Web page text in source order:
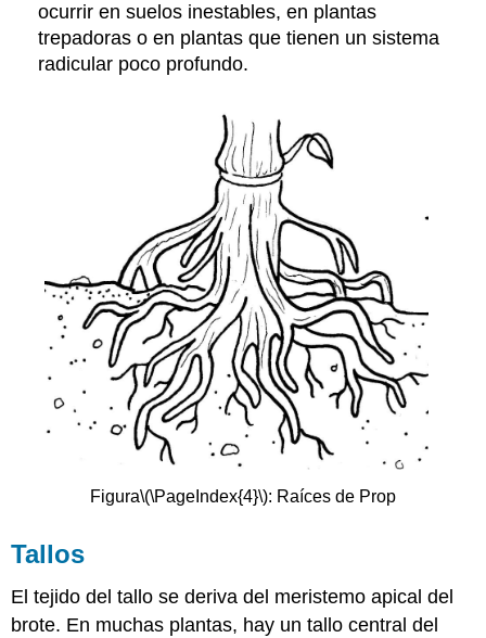
ocurrir en suelos inestables, en plantas
trepadoras o en plantas que tienen un sistema
radicular poco profundo.
Figura\(\PageIndex{4}\): Raíces de Prop
Tallos
El tejido del tallo se deriva del meristemo apical del
brote. En muchas plantas, hay un tallo central del